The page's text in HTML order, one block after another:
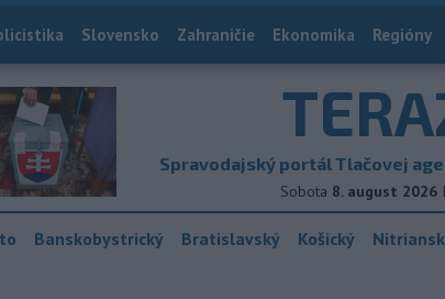
Slovensko Zahraničie Ekonomika Regióny
Spravodajský portál Tlačovej
Sobota 8. august 2026
Banskobystrický Bratislavský Košický